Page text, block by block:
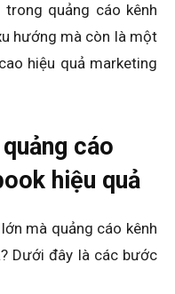
quảng cáo kênh
hướng mà còn là một
hiệu quả marketing
cáo
hiệu quả
mà quảng cáo kênh
Dưới đây là các bước